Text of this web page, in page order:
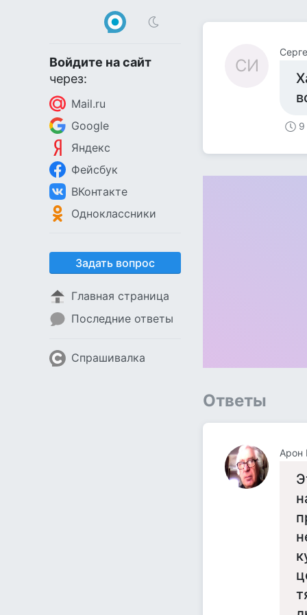
Войдите на сайт
через:
Mail.ru
Google
Яндекс
Фейсбук
ВКонтакте
Одноклассники
Задать вопрос
Главная страница
Последние ответы
Спрашивалка
СИ
9
Ответы
Арон